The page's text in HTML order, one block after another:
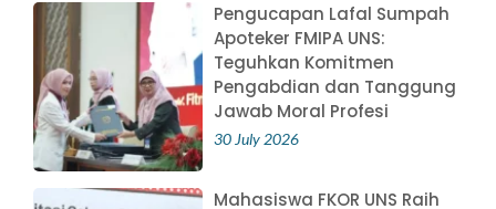
Pengucapan Lafal Sumpah
Apoteker FMIPA UNS:
Teguhkan Komitmen
Pengabdian dan Tanggung
Jawab Moral Profesi
30 July 2026
Mahasiswa FKOR UNS Raih